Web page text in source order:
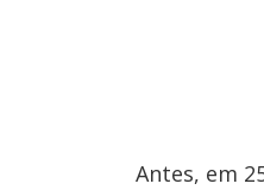
Antes, em